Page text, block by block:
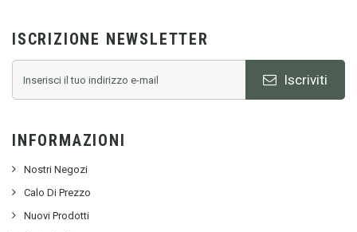
ISCRIZIONE NEWSLETTER
Iscriviti
INFORMAZIONI
Nostri Negozi
Calo Di Prezzo
Nuovi Prodotti